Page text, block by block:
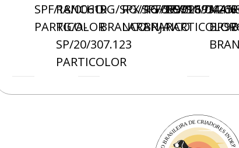
SPF/18/00619
PARTICOLOR
RANCHO
RG/A-
SP/20/307.123
PARTICOLOR
RG/SPX/16/05991
BRANCO
RG/SPF/15/02693
LARANJA
RG/SPX/18/04266
BRANCO
RG/S/17/
PARTICOLOR
MAN